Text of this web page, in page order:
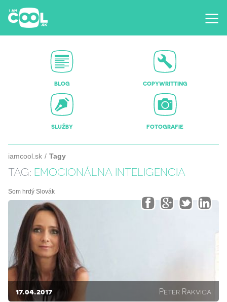
BLOG COPYWRITTING
SLUŽBY FOTOGRAFIE
iamcool.sk Tagy
TAG: EMOCIONÁLNA INTELIGENCIA
Som hrdý Slovák
17.04.2017 Peter Rakvica